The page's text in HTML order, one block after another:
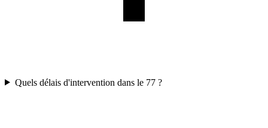
Quels délais d'intervention dans le 77 ?